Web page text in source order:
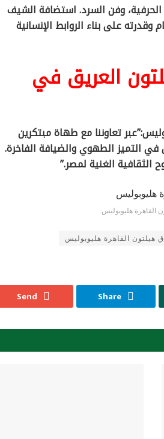
وفن السرد. استضافة الشيف
على بناء الروابط الإنسانية
العريق في
تعاوننا مع طهاة مبتكرين
التميز الطهوي والضيافة الفاخرة.
الثقافية الغنية لمصر.”
القاهرة هليوبوليس
هيلتون القاهرة هليوبوليس
Share
Send